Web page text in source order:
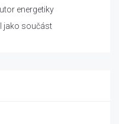
energetiky
jako součást